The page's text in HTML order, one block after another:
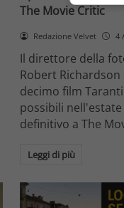
The Movie Critic
Redazione Velvet 4
Il direttore della
Robert
decimo film
possibili nell'estate
definitivo a The
Leggi di più